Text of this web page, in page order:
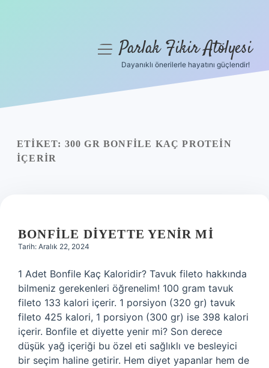
Yasal Uyarı
menüyüParlak Fikir Atölyesi
Dayanıklı önerilerle hayatını güçlendir!
ETIKET: 300 GR BONFILE KAÇ PROTEIN
IÇERIR
BONFILE DIYETTE YENIR MI
Tarih: Aralık 22, 2024
1 Adet Bonfile Kaç Kaloridir? Tavuk fileto hakkında
bilmeniz gerekenleri öğrenelim! 100 gram tavuk
fileto 133 kalori içerir. 1 porsiyon (320 gr) tavuk
fileto 425 kalori, 1 porsiyon (300 gr) ise 398 kalori
içerir. Bonfile et diyette yenir mi? Son derece
düşük yağ içeriği bu özel eti sağlıklı ve besleyici
bir seçim haline getirir. Hem diyet yapanlar hem de